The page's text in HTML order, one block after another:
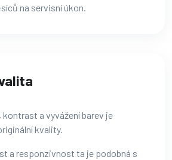
na servisní úkon.
a vyvážení barev je
kvality.
a responzivnost ta je podobná s